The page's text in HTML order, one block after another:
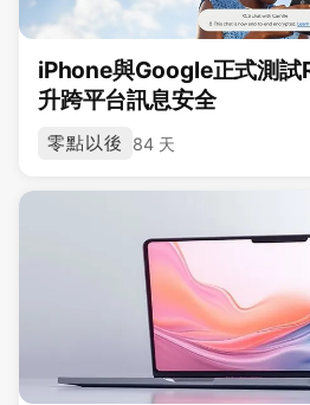
iPhone與Google正式測試
升跨平台訊息安全
零點以後 84 天